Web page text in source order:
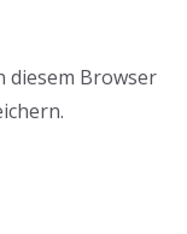
diesem Browser